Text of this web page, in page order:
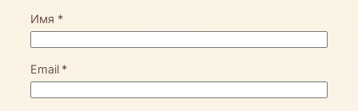
Имя *
Email *